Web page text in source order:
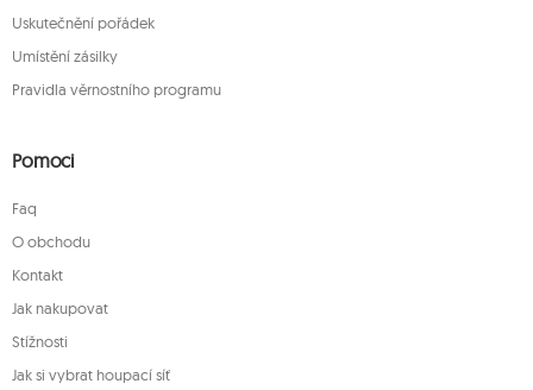
Uskutečnění pořádek
Umístění zásilky
Pravidla věrnostního programu
Pomoci
Faq
O obchodu
Kontakt
Jak nakupovat
Stížnosti
Jak si vybrat houpací síť